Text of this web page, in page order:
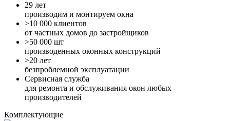
29 лет
производим и монтируем окна
>10 000 клиентов
от частных домов до застройщиков
>50 000 шт
производенных оконных конструкций
>20 лет
безпроблемной эксплуатации
Сервисная служба
для ремонта и обслуживания окон любых
производителей
Комплектующие